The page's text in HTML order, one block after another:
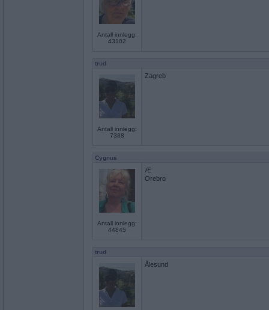
Antall innlegg:
43102
trud
Antall innlegg:
7388
Zagreb
Cygnus
Antall innlegg:
44845
Æ
Örebro
trud
Ålesund